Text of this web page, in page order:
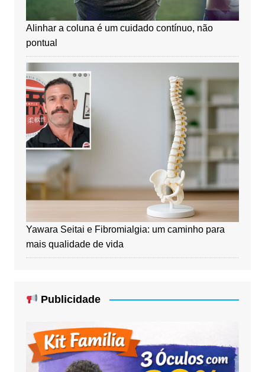
Alinhar a coluna é um cuidado contínuo, não
pontual
Yawara Seitai e Fibromialgia: um caminho para
mais qualidade de vida
Publicidade